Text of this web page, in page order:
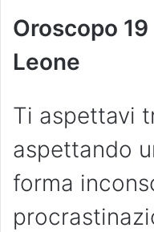
Oroscopo
Leone
Ti aspettavi
aspettando
forma